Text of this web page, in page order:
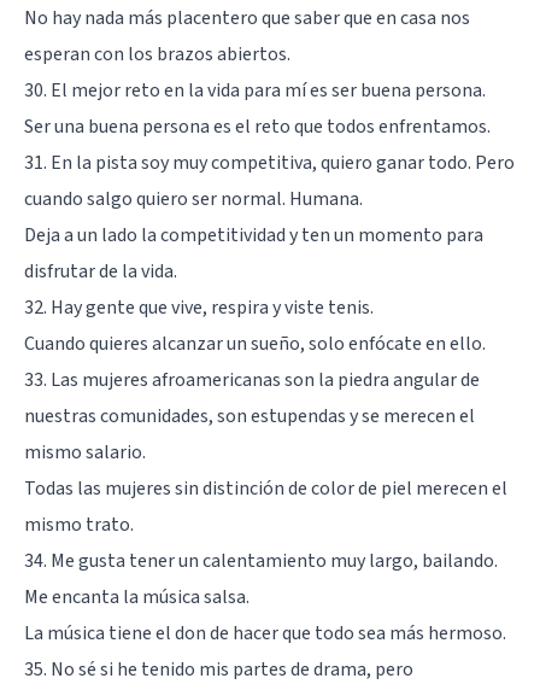
No hay nada más placentero que saber que en casa nos
esperan con los brazos abiertos.
30. El mejor reto en la vida para mí es ser buena persona.
Ser una buena persona es el reto que todos enfrentamos.
31. En la pista soy muy competitiva, quiero ganar todo. Pero
cuando salgo quiero ser normal. Humana.
Deja a un lado la competitividad y ten un momento para
disfrutar de la vida.
32. Hay gente que vive, respira y viste tenis.
Cuando quieres alcanzar un sueño, solo enfócate en ello.
33. Las mujeres afroamericanas son la piedra angular de
nuestras comunidades, son estupendas y se merecen el
mismo salario.
Todas las mujeres sin distinción de color de piel merecen el
mismo trato.
34. Me gusta tener un calentamiento muy largo, bailando.
Me encanta la música salsa.
La música tiene el don de hacer que todo sea más hermoso.
35. No sé si he tenido mis partes de drama, pero